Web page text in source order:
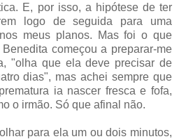
E, por isso, a hipótese de ter
logo de seguida para uma
meus planos. Mas foi o que
começou a preparar-me
"olha que ela deve precisar de
dias", mas achei sempre que
ia nascer fresca e fofa,
o irmão. Só que afinal não.
para ela um ou dois minutos,